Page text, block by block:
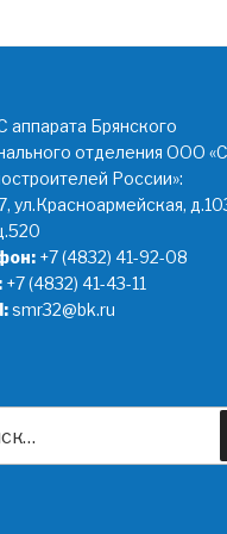
Брянского
отделения ООО
России»:
ул.Красноармейская,
+7 (4832) 41-92-08
+7 (4832) 41-43-11
smr32@bk.ru